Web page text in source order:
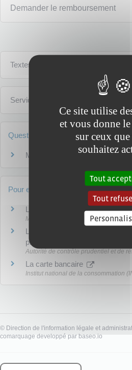
Demander le remboursement
Textes de référence
Services en ligne et formulaires
Questions ? Réponses !
Médiateur bancaire : comment y
Pour en savoir plus
La fraude à la carte de
Ministère chargé de l'économie
La fraude à la carte bancaire :
prendre et comment réagir ?
Autorité de contrôle prudentiel et de
La carte bancaire
Institut national de la consommation
© Direction de l'information légale et
comarquage developpé par baseo.io
Ce site utilise
et vous donne
sur ceux
souhaitez
Tout
Tout